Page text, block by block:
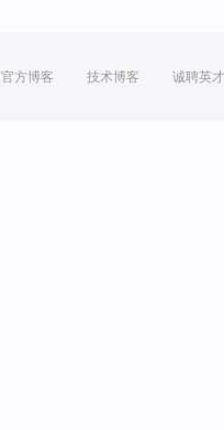
官方博客 技术博客 诚聘英才